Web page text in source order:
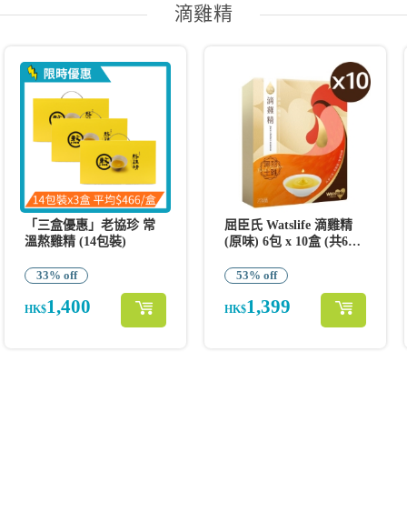
滴雞精
「三盒優惠」老協珍 常
溫熬雞精 (14包裝)
33% off
HK$1,400
屈臣氏 Watslife 滴雞精
(原味) 6包 x 10盒 (共60
53% off
HK$1,399